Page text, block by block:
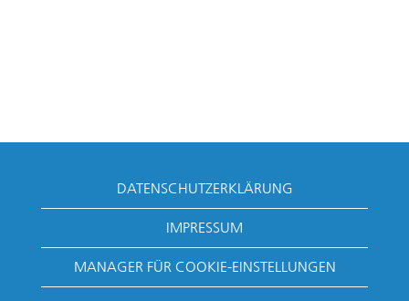
DATENSCHUTZERKLÄRUNG
IMPRESSUM
MANAGER FÜR COOKIE-EINSTELLUNGEN